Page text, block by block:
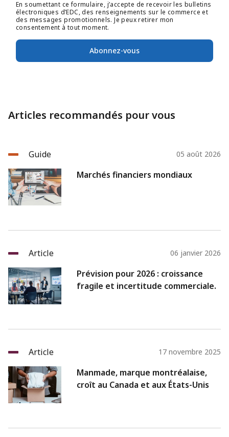
En soumettant ce formulaire, j’accepte de recevoir les bulletins
électroniques d’EDC, des renseignements sur le commerce et
des messages promotionnels. Je peux retirer mon
consentement à tout moment.
Abonnez-vous
Articles recommandés pour vous
Guide 05 août 2026
Marchés financiers mondiaux
Article 06 janvier 2026
Prévision pour 2026 : croissance
fragile et incertitude commerciale.
Article 17 novembre 2025
Manmade, marque montréalaise,
croît au Canada et aux États-Unis